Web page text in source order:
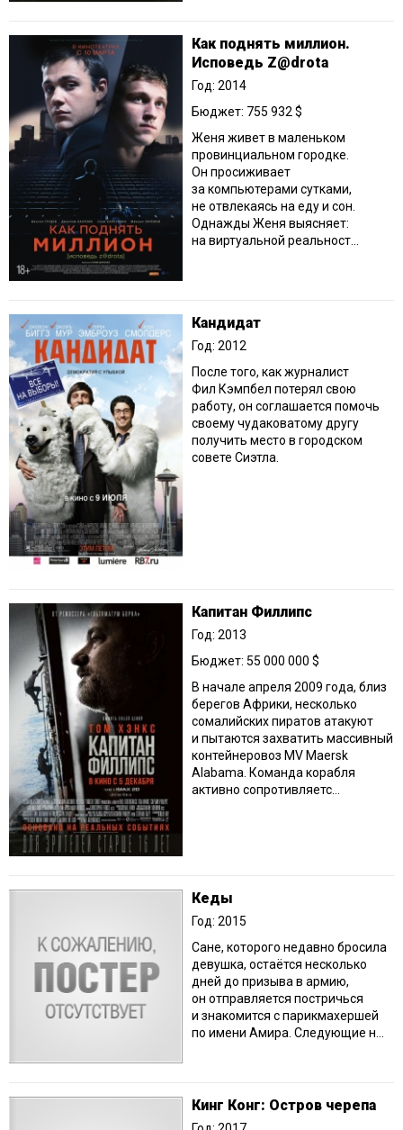
Как поднять миллион.
Исповедь Z@drota
Год: 2014
Бюджет: 755 932 $
Женя живет в маленьком
провинциальном городке.
Он просиживает
за компьютерами сутками,
не отвлекаясь на еду и сон.
Однажды Женя выясняет:
на виртуальной реальност...
Кандидат
Год: 2012
После того, как журналист
Фил Кэмпбел потерял свою
работу, он соглашается помочь
своему чудаковатому другу
получить место в городском
совете Сиэтла.
Капитан Филлипс
Год: 2013
Бюджет: 55 000 000 $
В начале апреля 2009 года, близ
берегов Африки, несколько
сомалийских пиратов атакуют
и пытаются захватить массивный
контейнеровоз MV Maersk
Alabama. Команда корабля
активно сопротивляетс...
Кеды
Год: 2015
Сане, которого недавно бросила
девушка, остаётся несколько
дней до призыва в армию,
он отправляется постричься
и знакомится с парикмахершей
по имени Амира. Следующие н...
Кинг Конг: Остров черепа